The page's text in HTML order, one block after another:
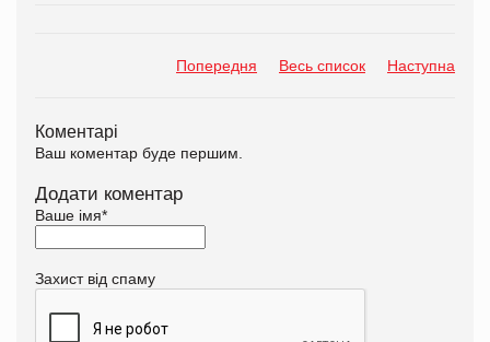
Попередня Весь список Наступна
Коментарі
Ваш коментар буде першим.
Додати коментар
Ваше імя*
Захист від спаму